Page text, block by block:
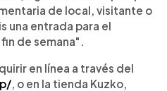
de local, visitante o
una entrada para el
de semana".
en línea a través del
, o en la tienda Kuzko,